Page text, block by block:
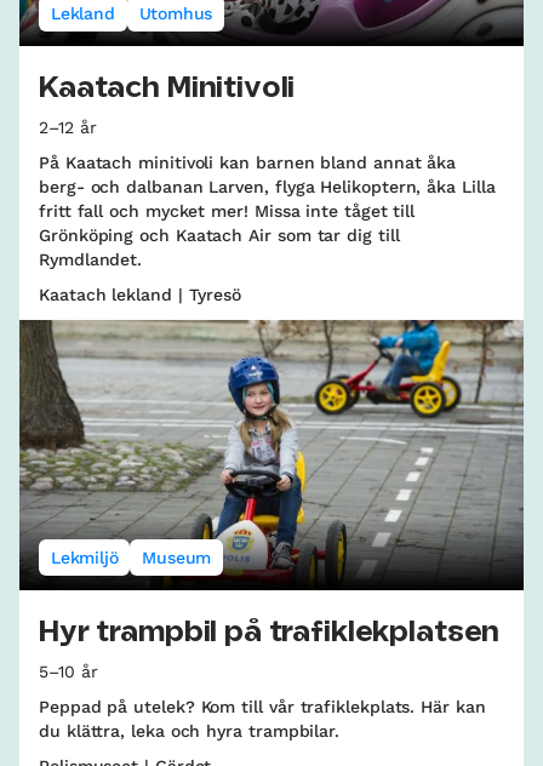
Lekland Utomhus
Kaatach Minitivoli
2–12 år
På Kaatach minitivoli kan barnen bland annat åka
berg- och dalbanan Larven, flyga Helikoptern, åka Lilla
fritt fall och mycket mer! Missa inte tåget till
Grönköping och Kaatach Air som tar dig till
Rymdlandet.
Kaatach lekland | Tyresö
Lekmiljö Museum
Hyr trampbil på trafiklekplatsen
5–10 år
Peppad på utelek? Kom till vår trafiklekplats. Här kan
du klättra, leka och hyra trampbilar.